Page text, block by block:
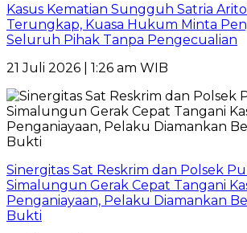
Kasus Kematian Sungguh Satria
Terungkap, Kuasa Hukum Minta
Seluruh Pihak Tanpa Pengecualian
21 Juli 2026 | 1:26 am WIB
Sinergitas Sat Reskrim dan Polsek
Simalungun Gerak Cepat Tangani
Penganiayaan, Pelaku Diamankan
Bukti